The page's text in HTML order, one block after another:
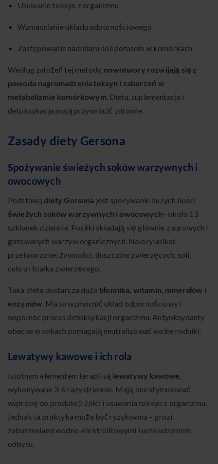
Usuwanie toksyn z organizmu
Wzmacnianie układu odpornościowego
Zastępowanie nadmiaru soli potasem w komórkach
Według założeń tej metody, nowotwory rozwijają się z
powodu nagromadzenia toksyn i zaburzeń w
metabolizmie komórkowym. Dieta, suplementacja i
detoksykacja mają przywrócić zdrowie.
Zasady diety Gersona
Spożywanie świeżych soków warzywnych i
owocowych
Podstawą diety Gersona jest spożywanie dużych ilości
świeżych soków warzywnych i owocowych– około 13
szklanek dziennie. Posiłki składają się głównie z surowych i
gotowanych warzyw organicznych. Należy unikać
przetworzonej żywności, tłuszczów zwierzęcych, soli,
cukru i białka zwierzęcego.
Taka dieta dostarcza dużo błonnika, witamin, minerałów i
enzymów. Ma to wzmocnić układ odpornościowy i
wspomóc proces detoksykacji organizmu. Antyoksydanty
obecne w sokach pomagają neutralizować wolne rodniki.
Lewatywy kawowe i ich rola
Istotnym elementem terapii są lewatywy kawowe,
wykonywane 3-6 razy dziennie. Mają one stymulować
wątrobę do produkcji żółci i usuwania toksyn z organizmu.
Jednak ta praktyka może być ryzykowna – grozi
zaburzeniami wodno-elektrolitowymi i uszkodzeniem
odbytu.